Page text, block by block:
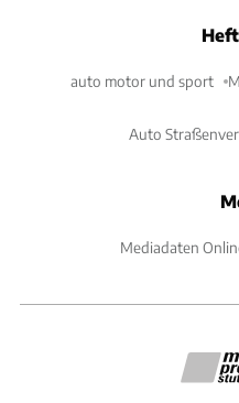
auto motor und sport
Auto
Mediadaten